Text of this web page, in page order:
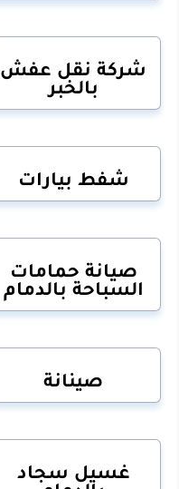
شركة نقل عفش
بالخبر
شفط بيارات
صيانة حمامات
السباحة بالدمام
صينانة
غسيل سجاد